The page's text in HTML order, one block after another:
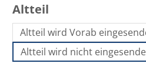
Altteil
Altteil wird Vorab
Altteil wird nicht